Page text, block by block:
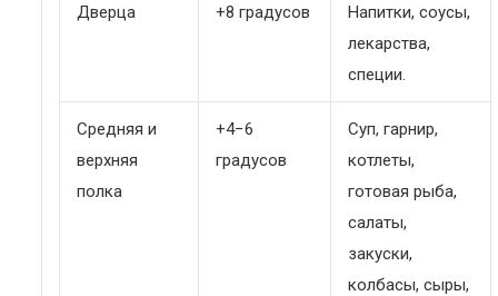
Дверца +8 градусов
Напитки, соусы,
лекарства,
специи.
Средняя и
верхняя
полка
+4−6
градусов
Суп, гарнир,
котлеты,
готовая рыба,
салаты,
закуски,
колбасы, сыры,